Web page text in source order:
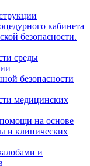
кабинета
безопасности.
среды
безопасности
медицинских
на основе
и клинических
и